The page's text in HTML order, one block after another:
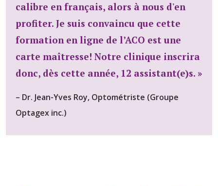
calibre en français, alors à nous d'en
profiter. Je suis convaincu que cette
formation en ligne de l’ACO est une
carte maîtresse! Notre clinique inscrira
donc, dès cette année, 12 assistant(e)s. »
– Dr. Jean-Yves Roy, Optométriste (Groupe
Optagex inc.)